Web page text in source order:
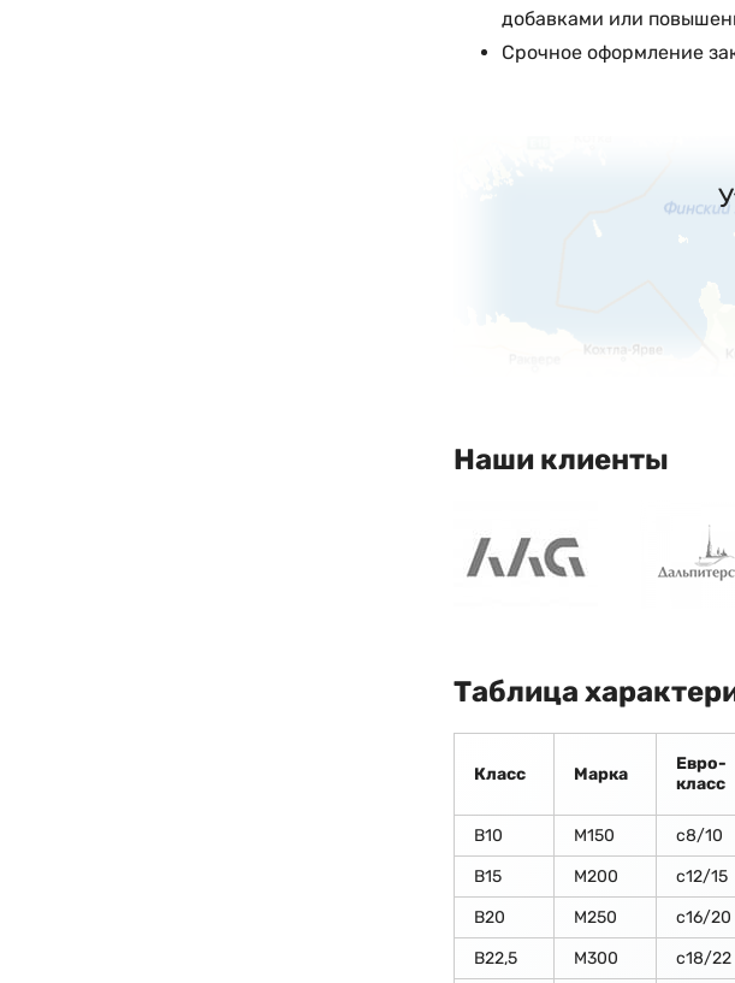
добавками или
Срочное оформление
Наши клиенты
Таблица
Класс Марка
Евро-
класс
В10 М150 c8/10
В15
М200 с12/15
В20
М250 с16/20
В22,5
М300 с18/22